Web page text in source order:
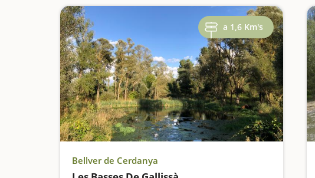
a 1,6 Km's
Bellver de Cerdanya